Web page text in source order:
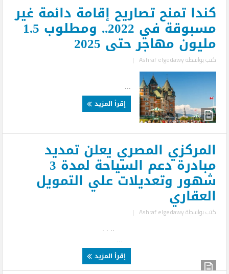
كندا تمنح تصاريح إقامة دائمة غير
مسبوقة في 2022.. ومطلوب 1.5
مليون مهاجر حتى 2025
كتب بواسطةAshraf elgedawy
|
إقرأ المزيد
المركزي المصري يعلن تمديد
مبادرة دعم السياحة لمدة 3
شهور وتعديلات علي التمويل
العقاري
كتب بواسطةAshraf elgedawy
|
إقرأ المزيد